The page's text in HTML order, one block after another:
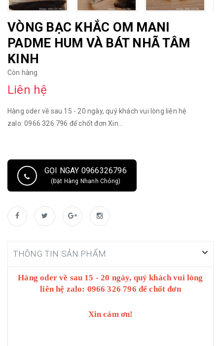
VÒNG BẠC KHẮC OM MANI
PADME HUM VÀ BÁT NHÃ TÂM
KINH
Còn hàng
Liên hệ
Hàng oder về sau 15 - 20 ngày, quý khách vui lòng liên hệ
zalo: 0966 326 796 để chốt đơn Xin...
GỌI NGAY 0966326796
(Đặt Hàng Nhanh Chóng)
THÔNG TIN SẢN PHẨM
Hàng oder về sau 15 - 20 ngày, quý khách vui lòng
liên hệ zalo: 0966 326 796 để chốt đơn
Xin cảm ơn!